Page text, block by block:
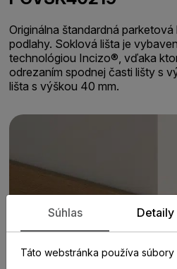
Originálna štandardná
podlahy. Soklová lišta je
technológiou Incizo®, vďaka
odrezaním spodnej časti lišty s
lišta s výškou 40 mm.
Súhlas Detaily
Táto webstránka používa